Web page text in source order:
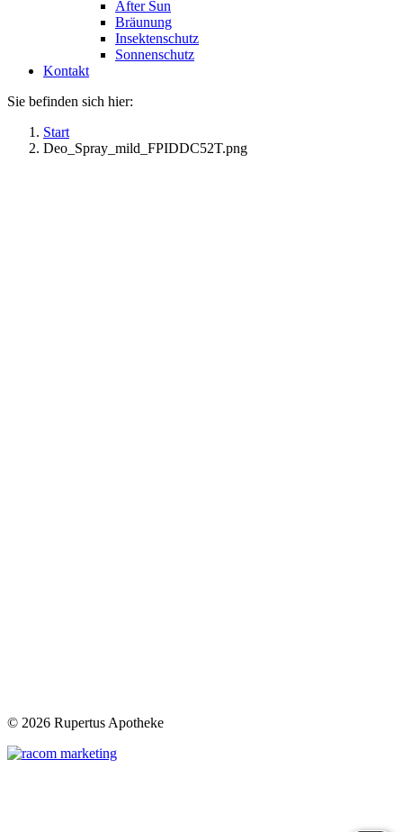
After Sun
Bräunung
Insektenschutz
Sonnenschutz
Kontakt
Sie befinden sich hier:
Start
Deo_Spray_mild_FPIDDC52T.png
© 2026 Rupertus Apotheke